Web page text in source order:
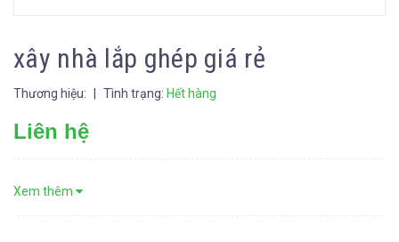
xây nhà lắp ghép giá rẻ
Thương hiệu: Tình trạng: Hết hàng
Liên hệ
Xem thêm